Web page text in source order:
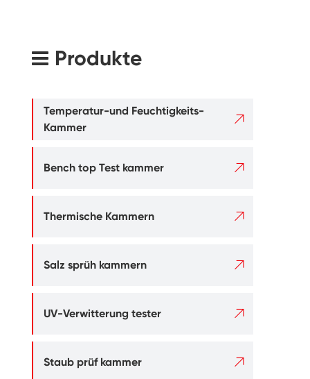
Produkte
Temperatur-und Feuchtigkeits-
Kammer

Bench top Test kammer 
Thermische Kammern 
Salz sprüh kammern 
UV-Verwitterung tester 
Staub prüf kammer 